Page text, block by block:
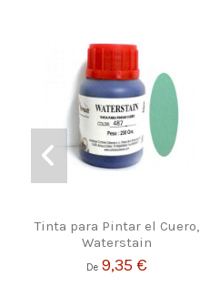
Tinta para Pintar el Cuero,
Waterstain
De 9,35 €